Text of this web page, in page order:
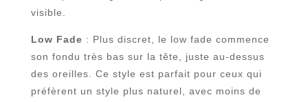
visible.
Low Fade : Plus discret, le low fade commence
son fondu très bas sur la tête, juste au-dessus
des oreilles. Ce style est parfait pour ceux qui
préfèrent un style plus naturel, avec moins de